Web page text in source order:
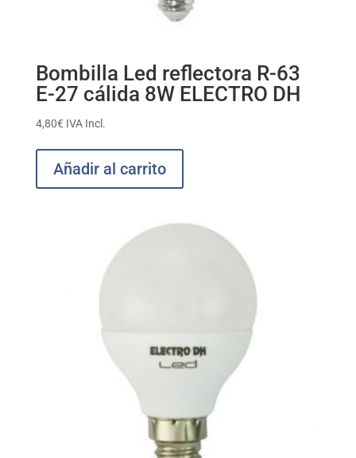
Bombilla Led reflectora R-63
E-27 cálida 8W ELECTRO DH
4,80€ IVA Incl.
Añadir al carrito